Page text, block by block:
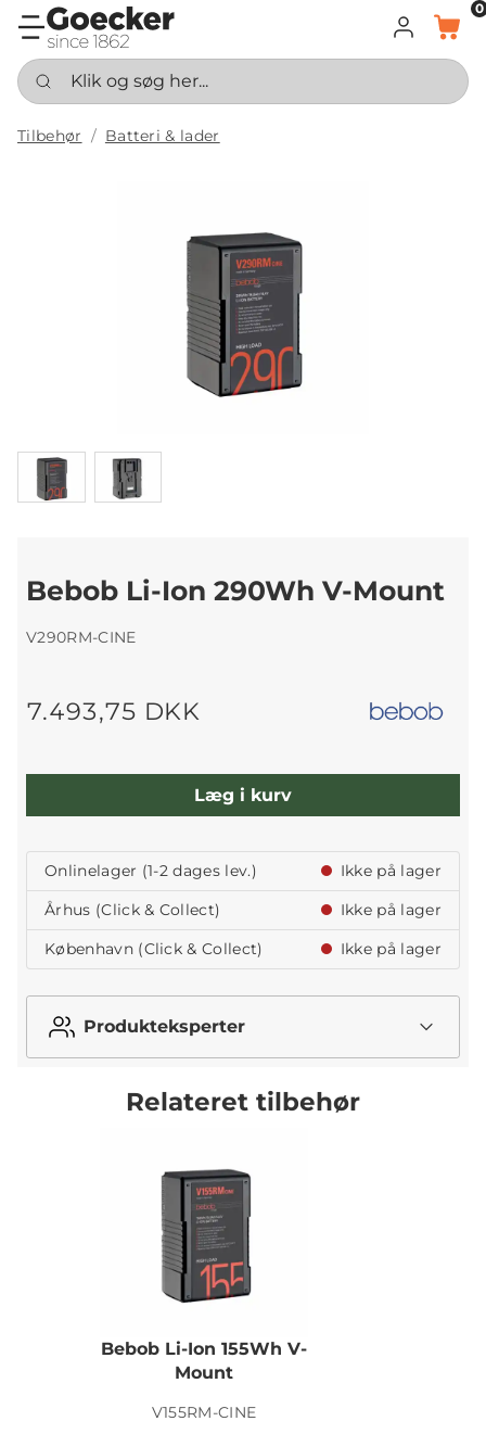
LOG INDKURV
0
Klik og søg her...
Tilbehør Batteri & lader
Bebob Li-Ion 290Wh V-Mount
V290RM-CINE
7.493,75 DKK
Læg i kurv
Onlinelager (1-2 dages lev.)
Ikke på lager
Århus (Click & Collect)
Ikke på lager
København (Click & Collect)
Ikke på lager
Produkteksperter
Relateret tilbehør
Bebob Li-Ion 155Wh V-
Mount
V155RM-CINE